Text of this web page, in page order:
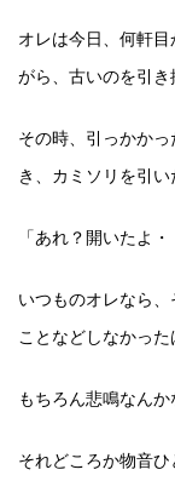
オレは今日、何軒
がら、古いのを引き
その時、引っかか
き、カミソリを引い
「あれ？開いたよ・
いつものオレなら
ことなどしなかった
もちろん悲鳴なんか
それどころか物音ひ